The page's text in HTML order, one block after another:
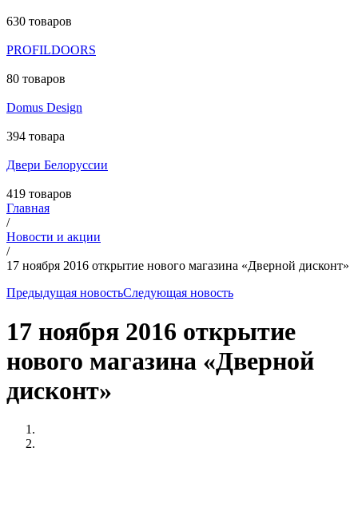
630 товаров
PROFILDOORS
80 товаров
Domus Design
394 товара
Двери Белоруссии
419 товаров
Главная
/
Новости и акции
/
17 ноября 2016 открытие нового магазина «Дверной дисконт»
Предыдущая новостьСледующая новость
17 ноября 2016 открытие
нового магазина «Дверной
дисконт»